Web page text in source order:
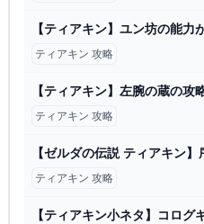
ティアキン 攻略
ティアキン 攻略
ティアキン 攻略